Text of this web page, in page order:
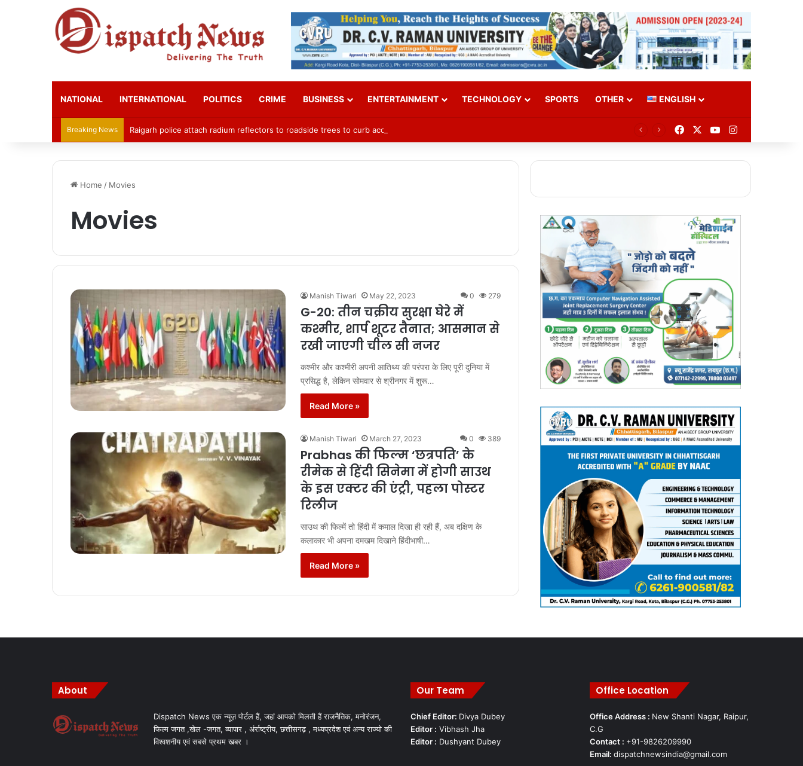
NATIONAL INTERNATIONAL POLITICS CRIME BUSINESS ENTERTAINMENT TECHNOLOGY SPORTS OTHER ENGLISH
Breaking News Raigarh police attach radium reflectors to roadside trees to curb accidents Facebook YouTube
Home / Movies
Movies
Manish Tiwari May 22, 2023 0 279
G-20: तीन चक्रीय सुरक्षा घेरे में
कश्मीर, शार्प शूटर तैनात; आसमान से
रखी जाएगी चील सी नजर
कश्मीर और कश्मीरी अपनी आतिथ्य की परंपरा के लिए पूरी दुनिया में
प्रसिद्ध है, लेकिन सोमवार से श्रीनगर में शुरू…
Read More »
Manish Tiwari March 27, 2023 0 389
Prabhas की फिल्म ‘छत्रपति’ के
रीमेक से हिंदी सिनेमा में होगी साउथ
के इस एक्टर की एंट्री, पहला पोस्टर
रिलीज
साउथ की फिल्में तो हिंदी में कमाल दिखा ही रही हैं, अब दक्षिण के
कलाकार भी अपना दमखम दिखाने हिंदीभाषी…
Read More »
About
Dispatch News एक न्यूज़ पोर्टल हैं, जहां आपको मिलती हैं राजनैतिक, मनोरंजन,
फिल्म जगत ,खेल -जगत, व्यापार , अंर्राष्ट्रीय, छत्तीसगढ़ , मध्यप्रदेश एवं अन्य राज्यो की
विश्वशनीय एवं सबसे प्रथम खबर ।
Our Team
Chief Editor: Divya Dubey
Editor : Vibhash Jha
Editor : Dushyant Dubey
Office Location
Office Address : New Shanti Nagar, Raipur,
C.G
Contact : +91-9826209990
Email: dispatchnewsindia@gmail.com